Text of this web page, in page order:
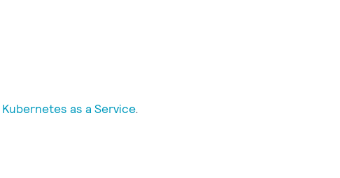
Kubernetes as a Service.